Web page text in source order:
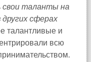
свои таланты на
сферах
талантливые и
всю